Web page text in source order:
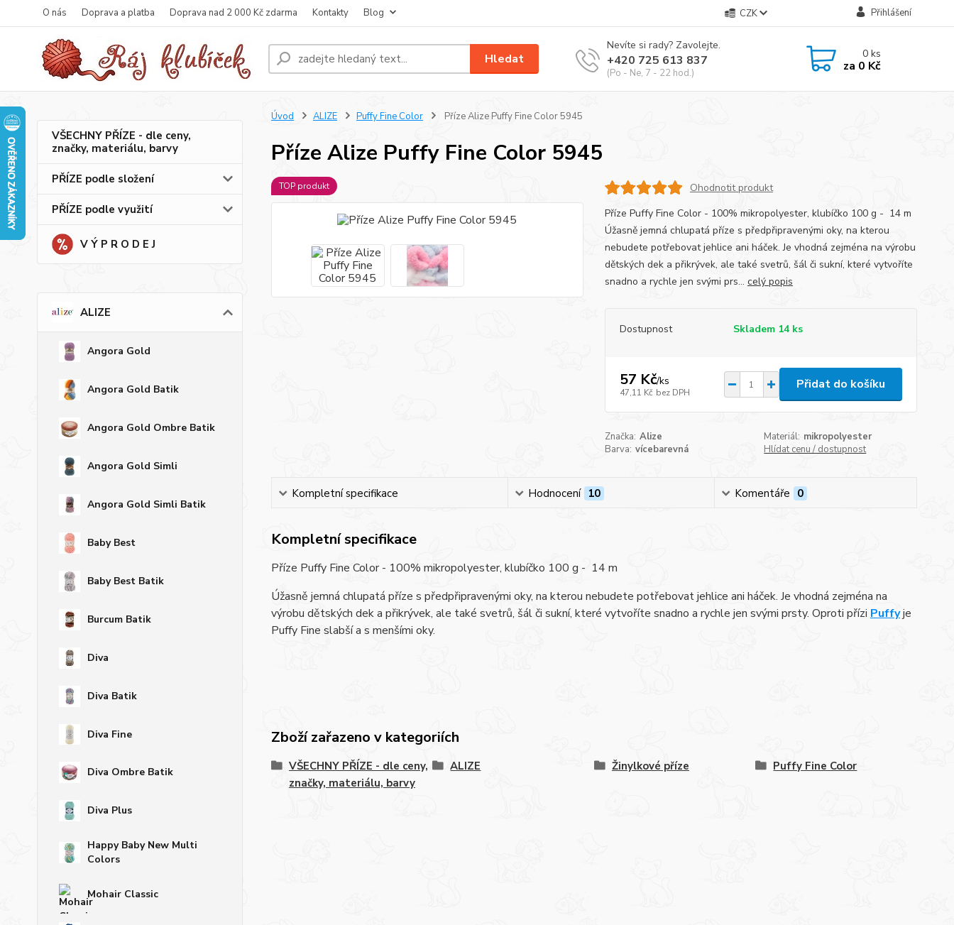
O nás Doprava a platba Doprava nad 2 000 Kč zdarma Kontakty Blog CZK Přihlášení
Hledat
Nevíte si rady? Zavolejte.
+420 725 613 837
(Po - Ne, 7 - 22 hod.)
0ks
za 0 Kč
VŠECHNY PŘÍZE - dle ceny,
značky, materiálu, barvy
PŘÍZE podle složení
PŘÍZE podle využití
V Ý P R O D E J
ALIZE
Angora Gold
Angora Gold Batik
Angora Gold Ombre Batik
Angora Gold Simli
Angora Gold Simli Batik
Baby Best
Baby Best Batik
Burcum Batik
Diva
Diva Batik
Diva Fine
Diva Ombre Batik
Diva Plus
Happy Baby New Multi
Colors
Mohair Classic
Úvod ALIZE Puffy Fine Color Příze Alize Puffy Fine Color 5945
Příze Alize Puffy Fine Color 5945
TOP produkt
Ohodnotit produkt
Příze Puffy Fine Color - 100% mikropolyester, klubíčko 100 g - 14 m
Úžasně jemná chlupatá příze s předpřipravenými oky, na kterou
nebudete potřebovat jehlice ani háček. Je vhodná zejména na výrobu
dětských dek a přikrývek, ale také svetrů, šál či sukní, které vytvoříte
snadno a rychle jen svými prs... celý popis
Dostupnost Skladem 14 ks
57 Kč/ks
47,11 Kč bez DPH
Přidat do košíku
Značka: Alize Materiál: mikropolyester
Barva: vícebarevná Hlídat cenu / dostupnost
Kompletní specifikace Hodnocení 10 Komentáře 0
Kompletní specifikace
Příze Puffy Fine Color - 100% mikropolyester, klubíčko 100 g - 14 m
Úžasně jemná chlupatá příze s předpřipravenými oky, na kterou nebudete potřebovat jehlice ani háček. Je vhodná zejména na
výrobu dětských dek a přikrývek, ale také svetrů, šál či sukní, které vytvoříte snadno a rychle jen svými prsty. Oproti přízi Puffyje
Puffy Fine slabší a s menšími oky.
Zboží zařazeno v kategoriích
VŠECHNY PŘÍZE - dle ceny,
značky, materiálu, barvy
ALIZE Žinylkové příze Puffy Fine Color